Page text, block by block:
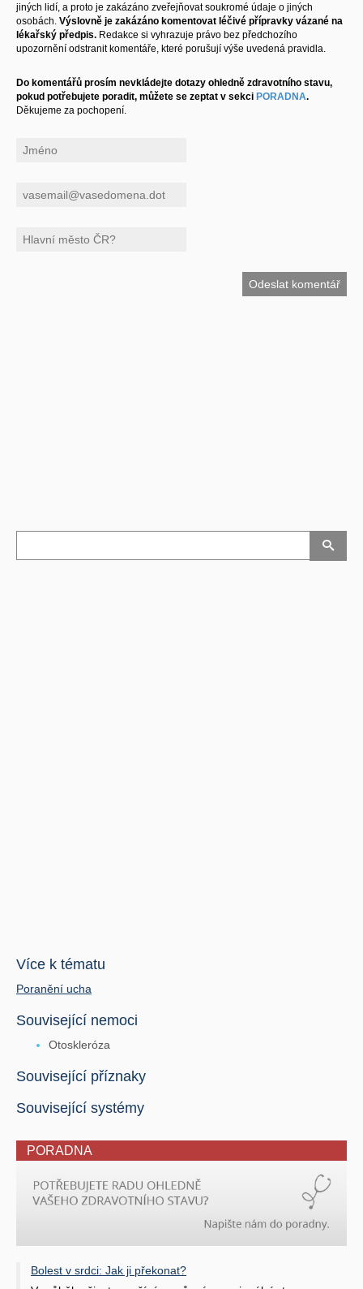
jiných lidí, a proto je zakázáno zveřejňovat soukromé údaje o jiných
osobách. Výslovně je zakázáno komentovat léčivé přípravky vázané na
lékařský předpis. Redakce si vyhrazuje právo bez předchozího
upozornění odstranit komentáře, které porušují výše uvedená pravidla.
Do komentářů prosím nevkládejte dotazy ohledně zdravotního stavu,
pokud potřebujete poradit, můžete se zeptat v sekci PORADNA.
Děkujeme za pochopení.
Více k tématu
Poranění ucha
Související nemoci
Otoskleróza
Související příznaky
Související systémy
PORADNA
Bolest v srdci: Jak ji překonat?